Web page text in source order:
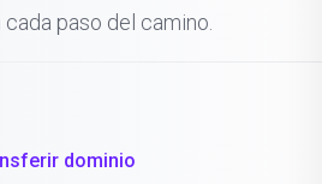
paso del camino.
dominio